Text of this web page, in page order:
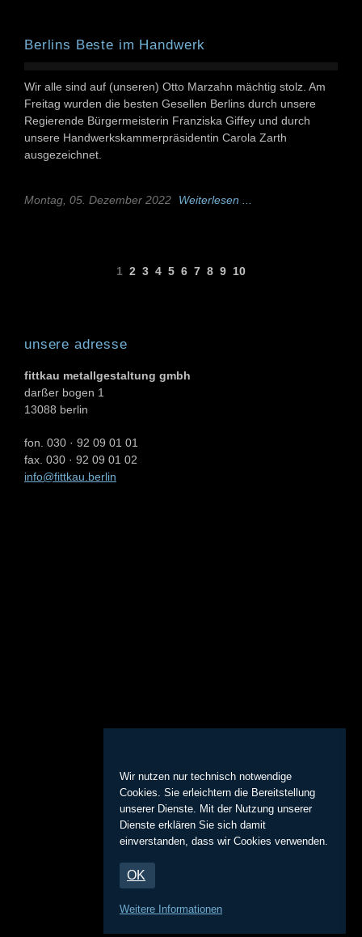
Berlins Beste im Handwerk
Wir alle sind auf (unseren) Otto Marzahn mächtig stolz. Am
Freitag wurden die besten Gesellen Berlins durch unsere
Regierende Bürgermeisterin Franziska Giffey und durch
unsere Handwerkskammerpräsidentin Carola Zarth
ausgezeichnet.
Montag, 05. Dezember 2022 Weiterlesen ...
1 2 3 4 5 6 7 8 9 10
unsere adresse
fittkau metallgestaltung gmbh
darßer bogen 1
13088 berlin
fon. 030 · 92 09 01 01
fax. 030 · 92 09 01 02
info@fittkau.berlin
Wir nutzen nur technisch notwendige
Cookies. Sie erleichtern die Bereitstellung
unserer Dienste. Mit der Nutzung unserer
Dienste erklären Sie sich damit
einverstanden, dass wir Cookies verwenden.
OK
Weitere Informationen